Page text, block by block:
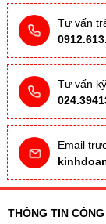
Tư vấn
Tư vấn
Email
THÔNG TIN